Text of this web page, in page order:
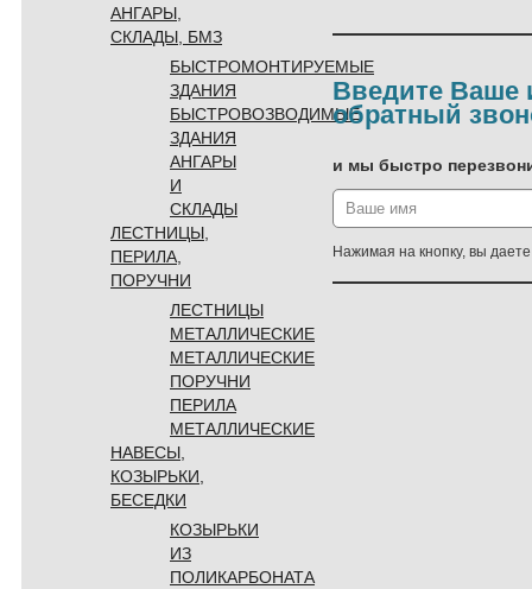
АНГАРЫ,
СКЛАДЫ, БМЗ
БЫСТРОМОНТИРУЕМЫЕ
ЗДАНИЯ
БЫСТРОВОЗВОДИМЫЕ
ЗДАНИЯ
АНГАРЫ
И
СКЛАДЫ
ЛЕСТНИЦЫ,
ПЕРИЛА,
ПОРУЧНИ
ЛЕСТНИЦЫ
МЕТАЛЛИЧЕСКИЕ
МЕТАЛЛИЧЕСКИЕ
ПОРУЧНИ
ПЕРИЛА
МЕТАЛЛИЧЕСКИЕ
НАВЕСЫ,
КОЗЫРЬКИ,
БЕСЕДКИ
КОЗЫРЬКИ
ИЗ
ПОЛИКАРБОНАТА
Введите Ваше
обратный
и мы быстро
Нажимая на кнопку, вы